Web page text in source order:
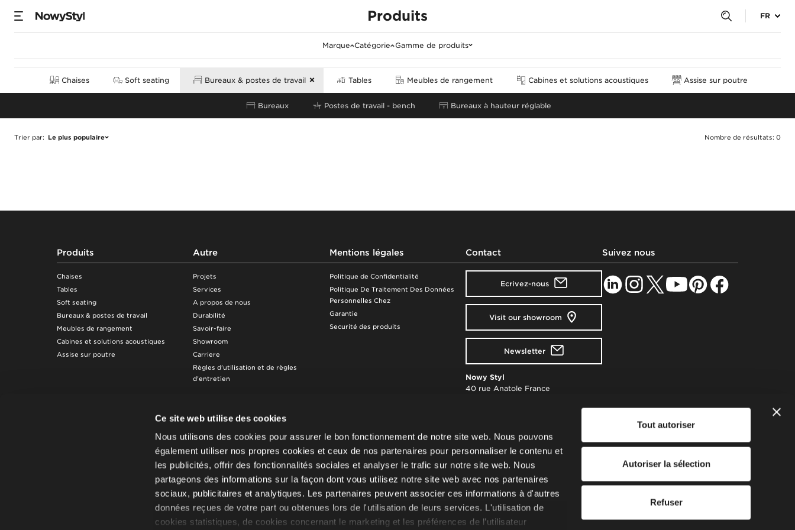
Ce site web utilise des cookies
Nous utilisons des cookies pour assurer le bon fonctionnement de notre site web. Nous pouvons
également utiliser nos propres cookies et ceux de nos partenaires pour personnaliser le contenu et
les publicités, offrir des fonctionnalités sociales et analyser le trafic sur notre site web. Nous
partageons des informations sur la façon dont vous utilisez notre site web avec nos partenaires
sociaux, publicitaires et analytiques. Les partenaires peuvent associer ces informations à d'autres
données reçues de votre part ou obtenues lors de l'utilisation de leurs services. L'utilisation de
cookies statistiques, de cookies concernant le marketing et les préférences de l’utilisateur
Tout autoriser
Autoriser la sélection
Refuser
Produits FR
Marque Catégorie Gamme de produits
Chaises Soft seating Bureaux & postes de travail Tables Meubles de rangement Cabines et solutions acoustiques Assise sur poutre
Bureaux Postes de travail - bench Bureaux à hauteur réglable
Trier par: Le plus populaire Nombre de résultats: 0
Produits
Chaises
Tables
Soft seating
Bureaux & postes de travail
Meubles de rangement
Cabines et solutions acoustiques
Assise sur poutre
Autre
Projets
Services
A propos de nous
Durabilité
Savoir-faire
Showroom
Carriere
Règles d'utilisation et de règles
d'entretien
Mentions légales
Politique de Confidentialité
Politique De Traitement Des Données
Personnelles Chez
Garantie
Securité des produits
Contact
Ecrivez-nous
Visit our showroom
Newsletter
Nowy Styl
40 rue Anatole France
Numéro d'enregistrement en
application de l'article
L. 541-10 du code de
l'Environnement:
FR013330_10DRKz
Suivez nous
© 2026 Nowy Styl